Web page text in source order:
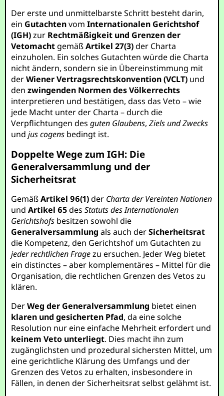
Der erste und unmittelbarste Schritt besteht darin,
ein GutachtenvomInternationalen Gerichtshof
(IGH)zur Rechtmäßigkeit und Grenzen der
Vetomacht gemäßArtikel 27(3)der Charta
einzuholen. Ein solches Gutachten würde die Charta
nicht ändern, sondern sie in Übereinstimmung mit
derWiener Vertragsrechtskonvention (VCLT) und
denzwingenden Normen des Völkerrechts
interpretieren und bestätigen, dass das Veto – wie
jede Macht unter der Charta – durch die
Verpflichtungen desguten Glaubens,Ziels und Zwecks
undjus cogens bedingt ist.
Doppelte Wege zum IGH: Die
Generalversammlung und der
Sicherheitsrat
GemäßArtikel 96(1)der Charta der Vereinten Nationen
undArtikel 65desStatuts des Internationalen
Gerichtshofs besitzen sowohl die
Generalversammlung als auch derSicherheitsrat
die Kompetenz, den Gerichtshof um Gutachten zu
jeder rechtlichen Fragezu ersuchen. Jeder Weg bietet
ein distinctes – aber komplementäres – Mittel für die
Organisation, die rechtlichen Grenzen des Vetos zu
klären.
DerWeg der Generalversammlung bietet einen
klaren und gesicherten Pfad, da eine solche
Resolution nur eine einfache Mehrheit erfordert und
keinem Veto unterliegt. Dies macht ihn zum
zugänglichsten und prozedural sichersten Mittel, um
eine gerichtliche Klärung des Umfangs und der
Grenzen des Vetos zu erhalten, insbesondere in
Fällen, in denen der Sicherheitsrat selbst gelähmt ist.